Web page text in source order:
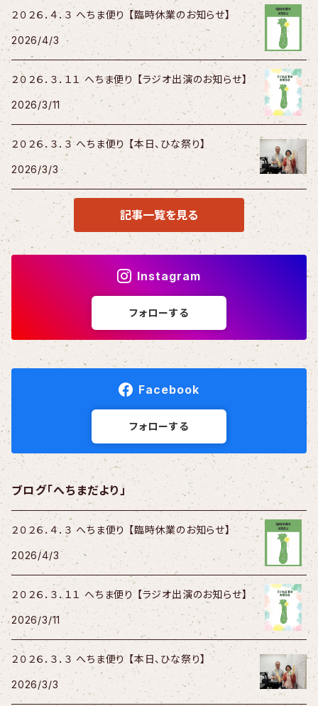
２０２６．４．３ へちま便り 【臨時休業のお知らせ】
2026/4/3
２０２６．３．１１ へちま便り 【ラジオ出演のお知らせ】
2026/3/11
２０２６．３．３ へちま便り 【本日、ひな祭り】
2026/3/3
記事一覧を見る
Instagram
フォローする
Facebook
フォローする
ブログ「へちまだより」
２０２６．４．３ へちま便り 【臨時休業のお知らせ】
2026/4/3
２０２６．３．１１ へちま便り 【ラジオ出演のお知らせ】
2026/3/11
２０２６．３．３ へちま便り 【本日、ひな祭り】
2026/3/3